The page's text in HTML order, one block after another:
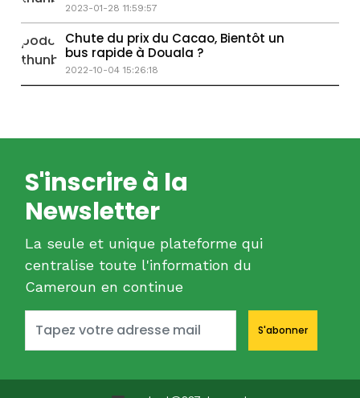
2023-01-28 11:59:57
Chute du prix du Cacao, Bientôt un
bus rapide à Douala ?
2022-10-04 15:26:18
S'inscrire à la
Newsletter
La seule et unique plateforme qui
centralise toute l'information du
Cameroun en continue
S'abonner